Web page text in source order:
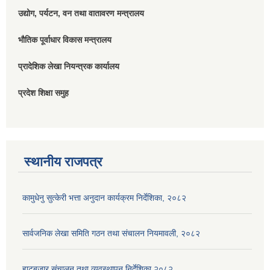
उद्योग, पर्यटन, वन तथा वातावरण मन्त्रालय
भौतिक पूर्वाधार विकास मन्त्रालय
प्रादेशिक लेखा नियन्त्रक कार्यालय
प्रदेश शिक्षा समुह
स्थानीय राजपत्र
कामुधेनु सुत्केरी भत्ता अनुदान कार्यक्रम निर्देशिका, २०८२
सार्वजनिक लेखा समिति गठन तथा संचालन नियमावली, २०८२